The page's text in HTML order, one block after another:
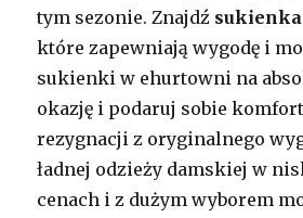
tym sezonie. Znajdź
które zapewniają wygodę i
sukienki w ehurtowni na
okazję i podaruj sobie
rezygnacji z oryginalnego
ładnej odzieży damskiej w
cenach i z dużym wyborem